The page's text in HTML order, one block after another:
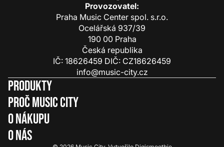
Provozovatel:
Praha Music Center spol. s.r.o.
Ocelářská 937/39
190 00 Praha
Česká republika
IČ: 18626459 DIČ: CZ18626459
info@music-city.cz
Produkty
Proč Music City
O nákupu
O nás